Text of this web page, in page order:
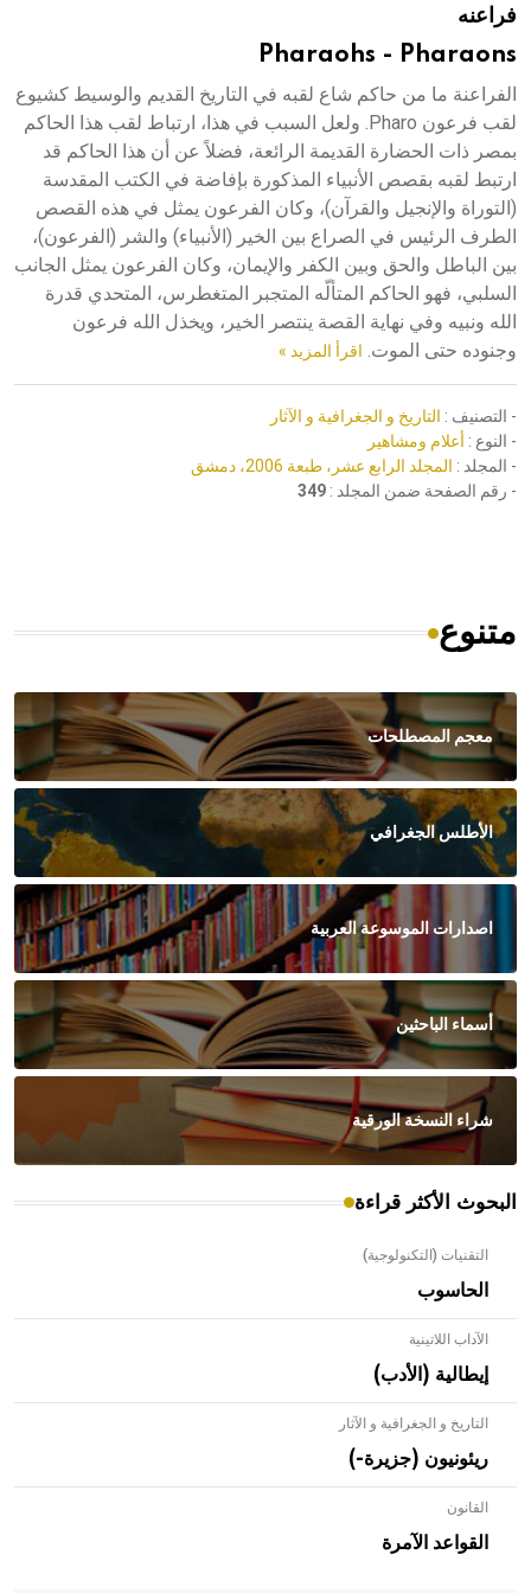
فراعنه
Pharaohs - Pharaons
الفراعنة ما من حاكم شاع لقبه في التاريخ القديم والوسيط كشيوع
لقب فرعون Pharo. ولعل السبب في هذا، ارتباط لقب هذا الحاكم
بمصر ذات الحضارة القديمة الرائعة، فضلاً عن أن هذا الحاكم قد
ارتبط لقبه بقصص الأنبياء المذكورة بإفاضة في الكتب المقدسة
(التوراة والإنجيل والقرآن)، وكان الفرعون يمثل في هذه القصص
الطرف الرئيس في الصراع بين الخير (الأنبياء) والشر (الفرعون)،
بين الباطل والحق وبين الكفر والإيمان، وكان الفرعون يمثل الجانب
السلبي، فهو الحاكم المتألّه المتجبر المتغطرس، المتحدي قدرة
الله ونبيه وفي نهاية القصة ينتصر الخير، ويخذل الله فرعون
وجنوده حتى الموت. اقرأ المزيد »
- التصنيف : التاريخ و الجغرافية و الآثار
- النوع : أعلام ومشاهير
- المجلد : المجلد الرابع عشر، طبعة 2006، دمشق
- رقم الصفحة ضمن المجلد : 349
متنوع
معجم المصطلحات
الأطلس الجغرافي
اصدارات الموسوعة العربية
أسماء الباحثين
شراء النسخة الورقية
البحوث الأكثر قراءة
التقنيات (التكنولوجية)
الحاسوب
الآداب اللاتينية
إيطالية (الأدب)
التاريخ و الجغرافية و الآثار
ريئونيون (جزيرة-)
القانون
القواعد الآمرة
- هل تعلم أن الأبلق نوع من الفنون الهندسية التي ارتبطت
بالعمارة الإسلامية في بلاد الشام ومصر خاصة، حيث يحرص
المعمار على بناء مداميكه وخاصة في الواجهات